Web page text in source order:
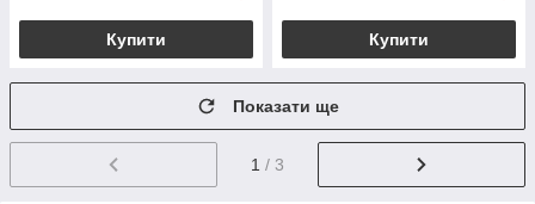
Купити Купити
Показати ще
1 / 3